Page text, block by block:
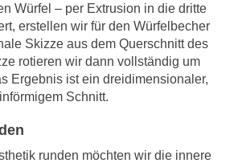
Würfel – per Extrusion in die dritte
erstellen wir für den Würfelbecher
Skizze aus dem Querschnitt des
rotieren wir dann vollständig um
Ergebnis ist ein dreidimensionaler,
Schnitt.
runden möchten wir die innere